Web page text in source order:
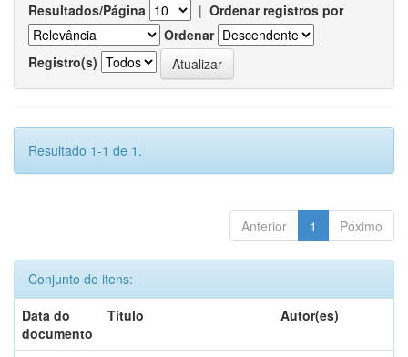
Resultados/Página | Ordenar registros por
Ordenar
Registro(s)
Resultado 1-1 de 1.
Anterior 1 Póximo
Conjunto de itens:
Data do
documento
Título Autor(es)